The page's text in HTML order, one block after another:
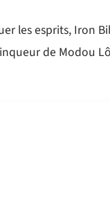
les esprits, Iron
de Modou